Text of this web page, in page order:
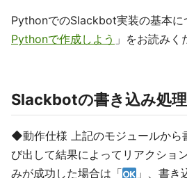
PythonでのSlackbot実装の基本に
Pythonで作成しよう 」をお読みく
Slackbotの書き込み処
◆動作仕様 上記のモジュールから
び出して結果によってリアクショ
みが成功した場合は「
」、書き